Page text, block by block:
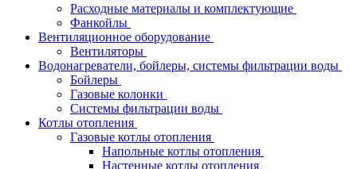
Расходные материалы и комплектующие
Фанкойлы
Вентиляционное оборудование
Вентиляторы
Водонагреватели, бойлеры, системы фильтрации воды
Бойлеры
Газовые колонки
Системы фильтрации воды
Котлы отопления
Газовые котлы отопления
Напольные котлы отопления
Настенные котлы отопления